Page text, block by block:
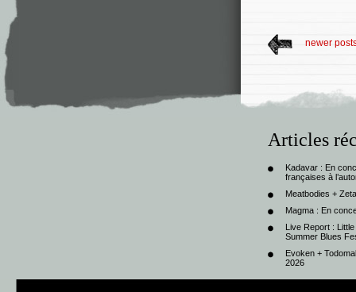
newer
Articles
Kadavar : En
françaises à
Meatbodies +
Magma : En
Live Report :
Summer Blues
Evoken +
2026